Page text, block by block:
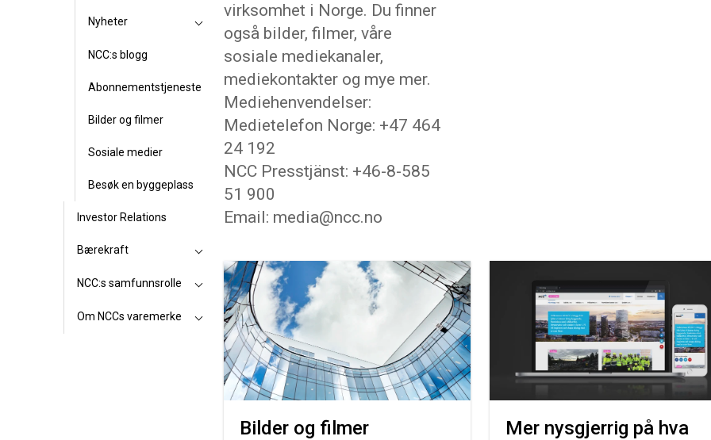
Nyheter
NCC:s blogg
Abonnementstjeneste
Bilder og filmer
Sosiale medier
Besøk en byggeplass
Investor Relations
Bærekraft
NCC:s samfunnsrolle
Om NCCs varemerke
virksomhet i Norge. Du finner
også bilder, filmer, våre
sosiale mediekanaler,
mediekontakter og mye mer.
Mediehenvendelser:
Medietelefon Norge: +47 464
24 192
NCC Presstjänst: +46-8-585
51 900
Email: media@ncc.no
Bilder og filmer
Mer nysgjerrig på hva